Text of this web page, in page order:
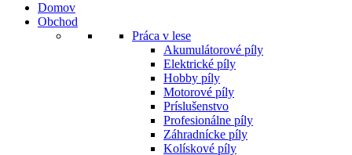
Domov
Obchod
Práca v lese
Akumulátorové píly
Elektrické píly
Hobby píly
Motorové píly
Príslušenstvo
Profesionálne píly
Záhradnícke píly
Kolískové píly